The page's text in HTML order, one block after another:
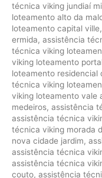
técnica viking jundiaí
loteamento alto da
loteamento capital ville,
ermida, assistência
técnica viking
viking loteamento
loteamento residencial
técnica viking
viking loteamento vale
medeiros, assistência
assistência técnica
técnica viking morada
nova cidade jardim,
assistência técnica
assistência técnica
couto, assistência